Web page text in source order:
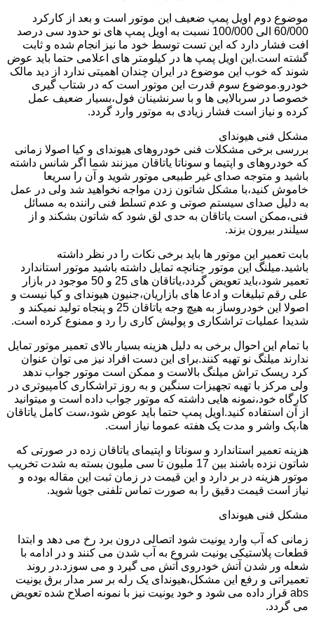
موضوع دوم اویل پمپ ضعیف این موتور است و بعد از کارکرد
60/000 الی 100/000 نسبت به اویل پمپ های نو حدود سی درصد
افت فشار دارد که این تست توسط خود ما نیز انجام شده و ثابت
گشته است.این اویل پمپ ها در کیلومتر های اعلامی حتما باید عوض
شوند که خوب این موضوع در ایران چندان اهمیتی ندارد از دید مالک
خودرو.موضوع سوم قدرت این موتور است که در شتاب گیری
خصوصا در سربالایی ها و با سرنشینان فول،بسیار ضعیف عمل
کرده و نیاز است فشار زیادی به موتور وارد گردد.
مشکل فنی هیوندای
بررسی برخی مشکلات فنی خودروهای هیوندای و کیا اصولا زمانی
که خودروهای و اپتیما و سوناتا یاتاقان میزنند شما اگر شانس داشته
باشید و متوجه صدای غیر طبیعی موتور شوید و آن را سریعا
خاموش کنید،با مشکل شاتون زدن مواجه نخواهید شد ولی در عمل
به دلیل صدای سیستم صوتی و عدم تسلط فنی راننده به مسائل
فنی،ممکن است یاتاقان به حدی لق شود که شاتون بشکند و از
سیلندر بیرون بزند.
بابت تعمیر این موتور ها باید برخی نکات را در نظر داشته
باشید.میلنگ این موتور چنانچه تمایل داشته باشید موتور استاندارد
تعمیر شود،باید تعویض گردد،یاتاقان های 25 و 50 موجود در بازار
علی رقم تبلیغات و ادعا های بازاریان،جنیون هیوندای و کیا نیست و
اصولا این خودروساز به هیچ وجه یاتاقان 25 و پنجاه تولید نمیکند و
شدیدا عملیات تراشکاری و پولیش کاری را رد و ممنوع کرده است.
با تمام این احوال برخی به دلیل هزینه بسیار بالای تعمیر موتور تمایل
ندارند میلنگ نو تهیه کنند.برای این دست افراد نیز می توان عنوان
کرد ریسک تراش میلنگ بالاست و ممکن است موتور جواب ندهد
ولی مرکز با تهیه تجهیزات سنگین و به روز تراشکاری کامپیوتری در
کارگاه خود،نمونه هایی داشته که موتور جواب داده است و میتوانید
از آن استفاده کنید.اویل پمپ حتما باید عوض شود،ست کامل یاتاقان
ها،پک واشر و مدت یک هفته عموما نیاز است.
هزینه تعمیر استاندارد و سوناتا و اپتیمای یاتاقان زده در صورتی که
شاتون نزده باشند بین 17 ملیون تا سی ملیون بسته به شدت تخریب
موتور هزینه در بر دارد و این قیمت در زمان ثبت این مقاله بوده و
نیاز است قیمت دقیق را به صورت تماس تلفنی جویا شوید.
مشکل فنی هیوندای
زمانی که آب وارد یونیت شود اتصالی درون برد رخ می دهد و ابتدا
قطعات پلاستیکی یونیت شروع به آب شدن می کنند و در ادامه با
شعله ور شدن آتش خودروی آتش می گیرد و می سوزد.در روند
تعمیراتی و رفع این مشکل،هیوندای یک رله بر سر مدار برق یونیت
abs قرار داده می شود و خود یونیت نیز با نمونه اصلاح شده تعویض
می گردد.